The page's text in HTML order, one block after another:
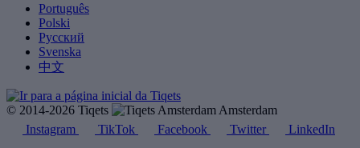
Português
Polski
Русский
Svenska
中文
© 2014-2026 Tiqets
Amsterdam
Instagram
TikTok Facebook Twitter LinkedIn